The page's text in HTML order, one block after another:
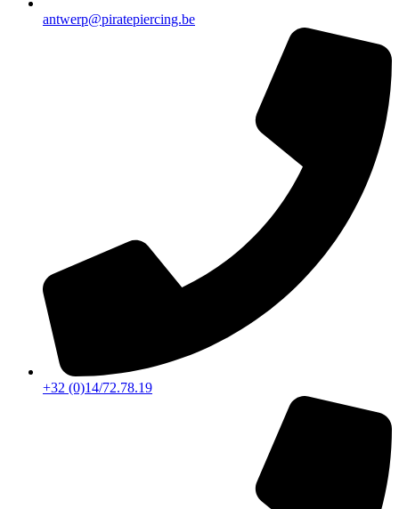
antwerp@piratepiercing.be
+32 (0)14/72.78.19